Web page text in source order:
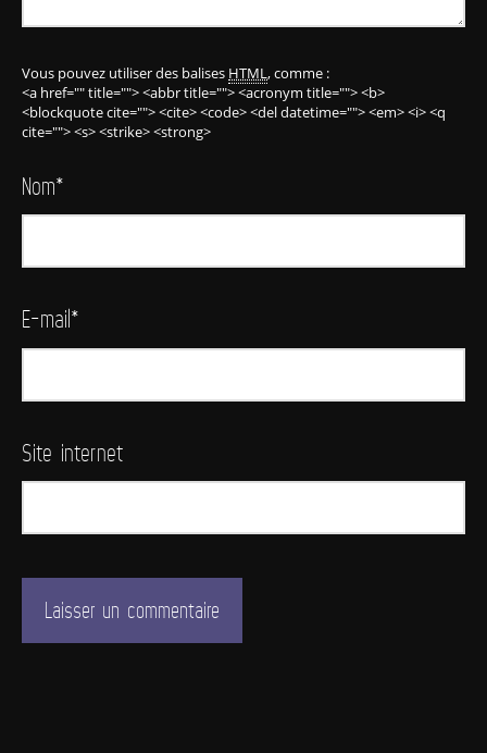
Vous pouvez utiliser des balises HTML, comme :
<a href="" title=""> <abbr title=""> <acronym title=""> <b>
<blockquote cite=""> <cite> <code> <del datetime=""> <em> <i> <q
cite=""> <s> <strike> <strong>
Nom*
E-mail*
Site internet